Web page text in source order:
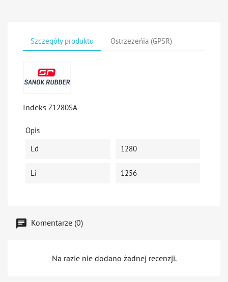
Szczegóły produktu Ostrzeżeńia (GPSR)
Indeks Z1280SA
Opis
Ld
1280
Li 1256
Komentarze (0)
Na razie nie dodano żadnej recenzji.